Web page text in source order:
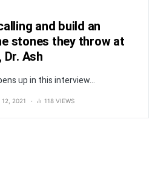
and build an
stones they throw at
Ash
up in this interview...
12, 2021 118 VIEWS